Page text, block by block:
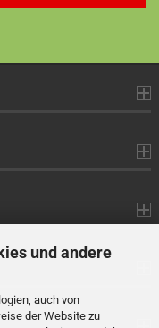
und andere
auch von
der Website zu